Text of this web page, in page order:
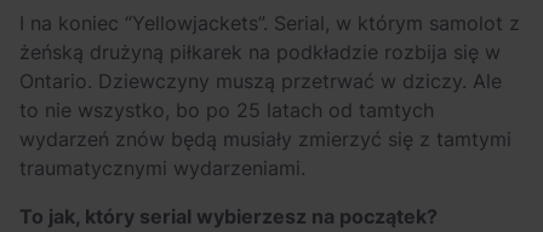
I na koniec “Yellowjackets”. Serial, w którym samolot z
żeńską drużyną piłkarek na podkładzie rozbija się w
Ontario. Dziewczyny muszą przetrwać w dziczy. Ale
to nie wszystko, bo po 25 latach od tamtych
wydarzeń znów będą musiały zmierzyć się z tamtymi
traumatycznymi wydarzeniami.
To jak, który serial wybierzesz na początek?